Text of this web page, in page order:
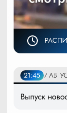
21:45 7
Выпуск